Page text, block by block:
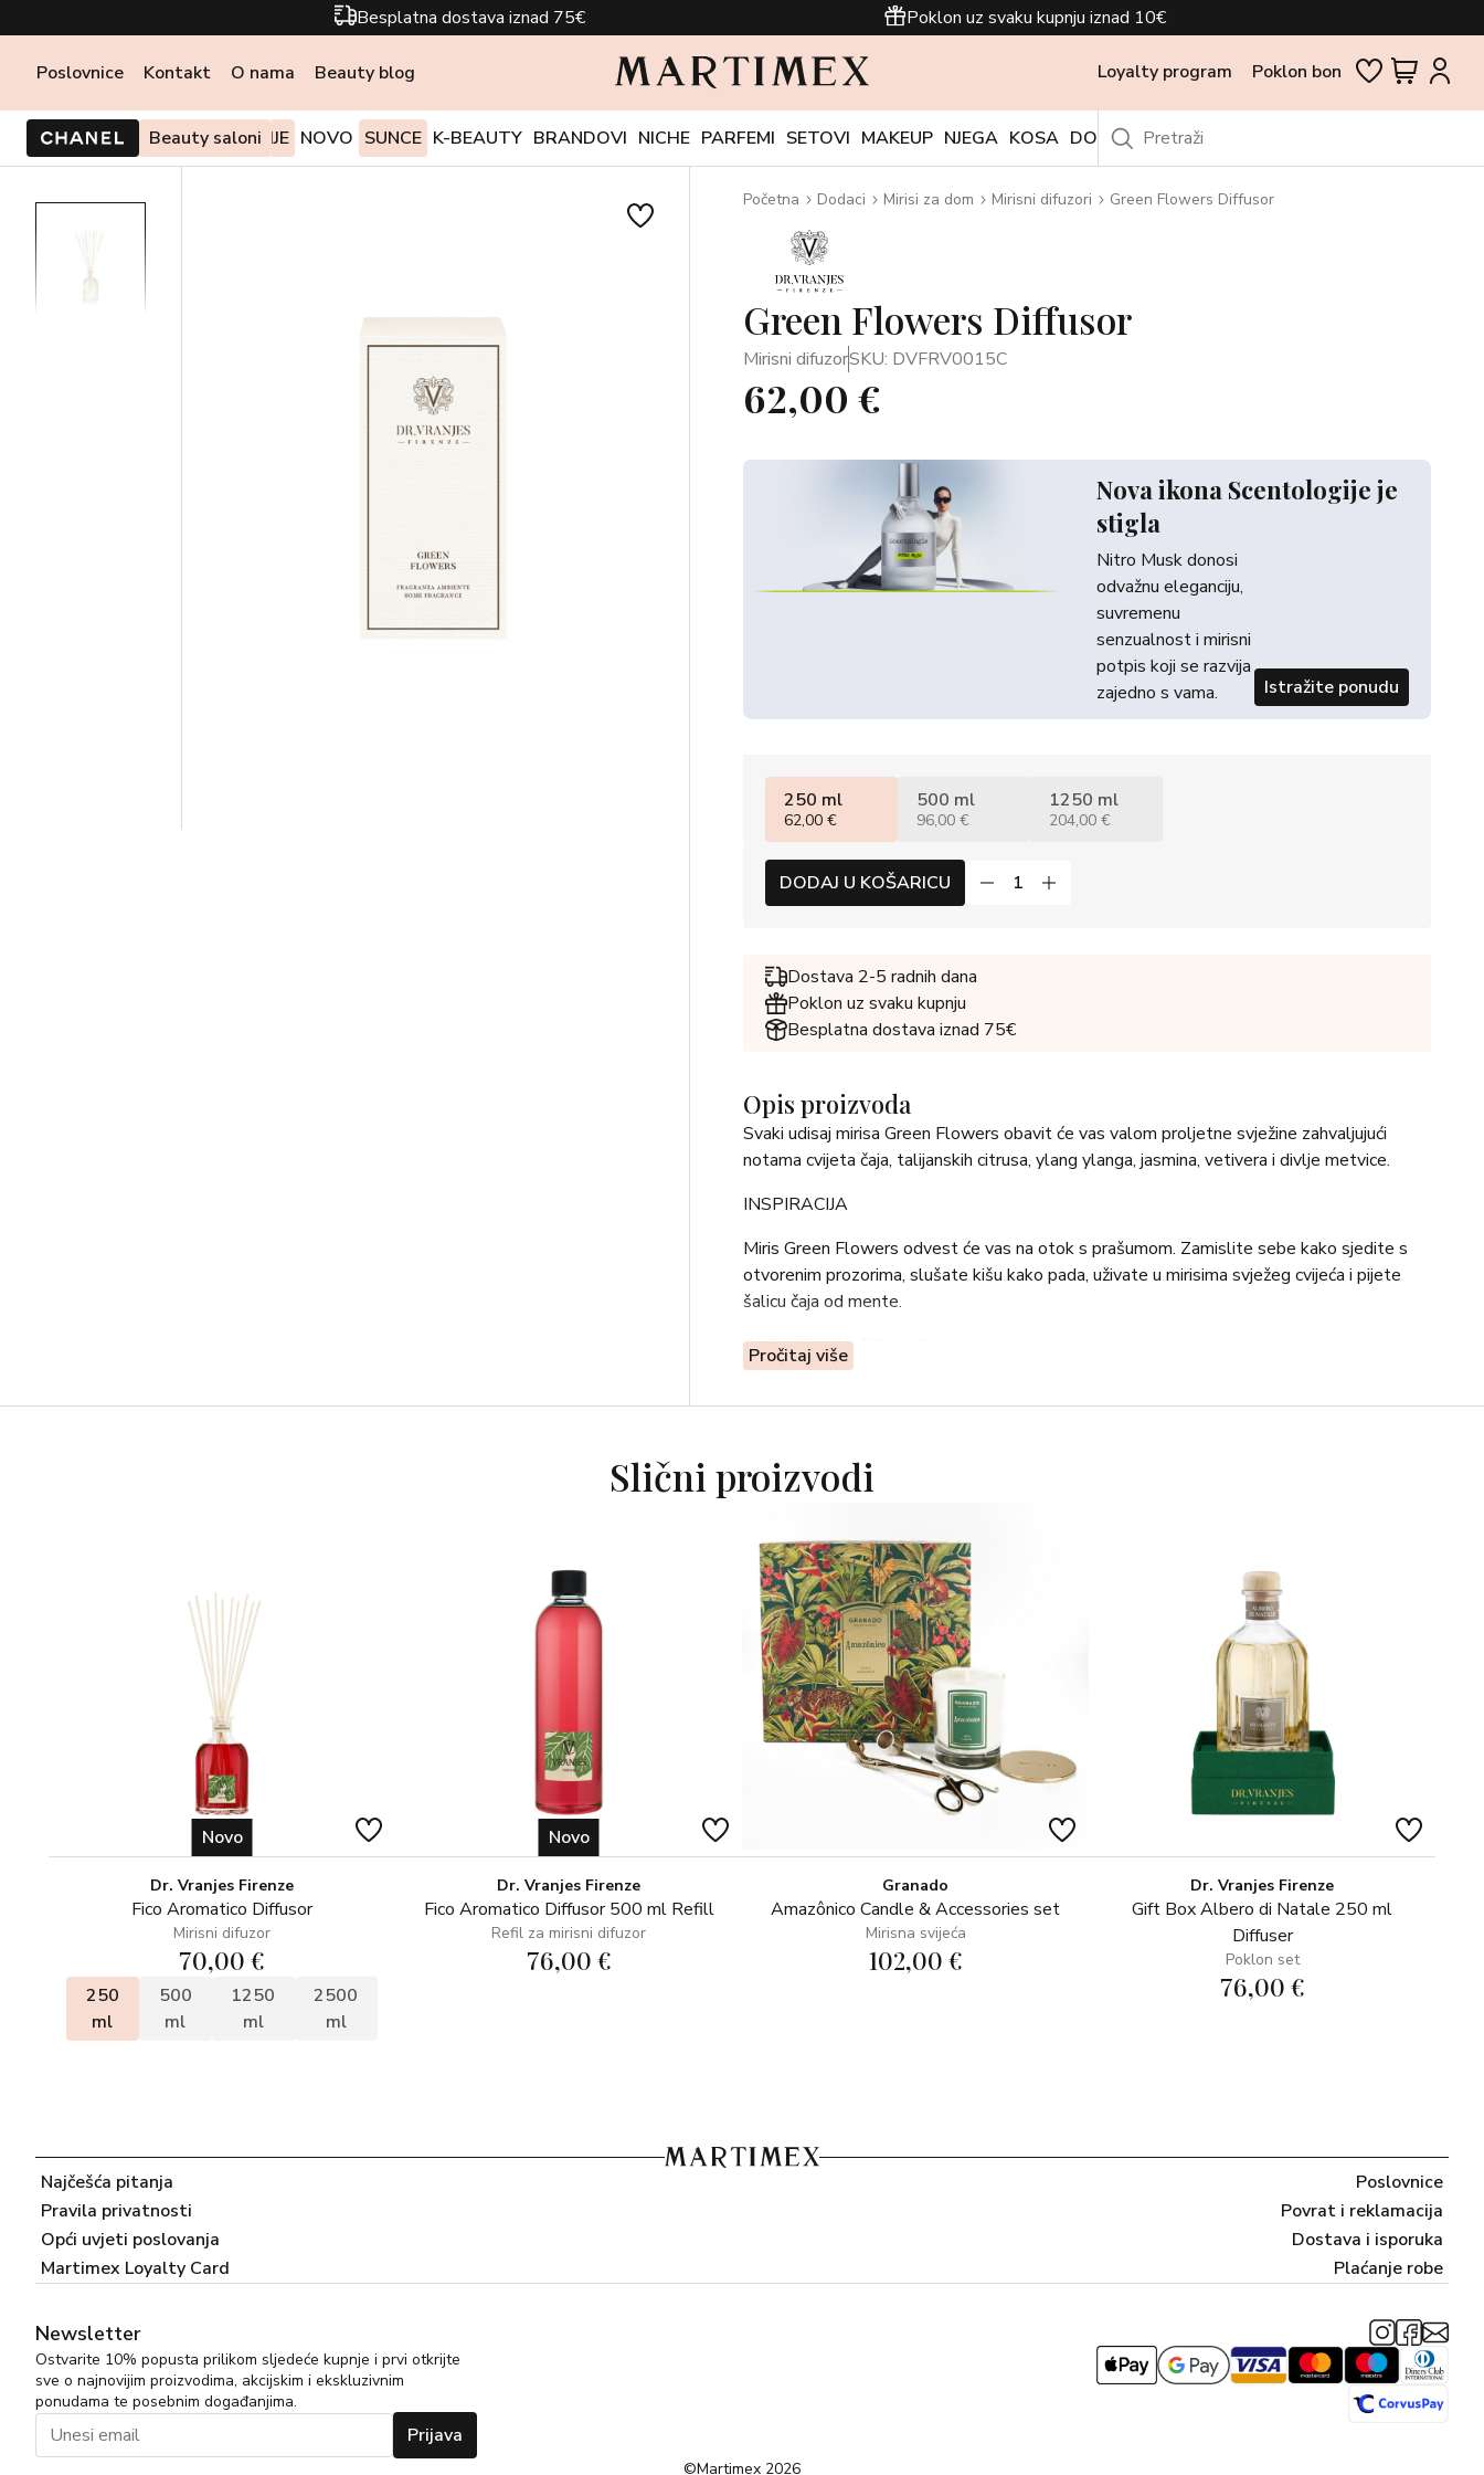
Besplatna dostava iznad 75€ Poklon uz svaku kupnju iznad 10€
Poslovnice Kontakt O nama Beauty blog Loyalty program Poklon bon
Beauty saloni
PONUDE I AKCIJE NOVO SUNCE K-BEAUTY BRANDOVI NICHE PARFEMI SETOVI MAKEUP NJEGA KOSA DODACI OUTLET
Početna Dodaci Mirisi za dom Mirisni difuzori Green Flowers Diffusor
Green Flowers Diffusor
Mirisni difuzorSKU: DVFRV0015C
62,00 €
Nova ikona Scentologije je
stigla
Nitro Musk donosi
odvažnu eleganciju,
suvremenu
senzualnost i mirisni
potpis koji se razvija
zajedno s vama.
Istražite ponudu
250 ml
62,00 €
500 ml
96,00 €
1250 ml
204,00 €
DODAJ U KOŠARICU
Dostava 2-5 radnih dana
Poklon uz svaku kupnju
Besplatna dostava iznad 75€
Opis proizvoda
Svaki udisaj mirisa Green Flowers obavit će vas valom proljetne svježine zahvaljujući
notama cvijeta čaja, talijanskih citrusa, ylang ylanga, jasmina, vetivera i divlje metvice.
INSPIRACIJA
Miris Green Flowers odvest će vas na otok s prašumom. Zamislite sebe kako sjedite s
otvorenim prozorima, slušate kišu kako pada, uživate u mirisima svježeg cvijeća i pijete
šalicu čaja od mente.
OLFAKTIVNA PIRAMIDA
Green Flowers će vas osvježiti buketom zelenog cvijeća zahvaljujući akordima cvjetova
Pročitaj više
Slični proizvodi
Novo
Dr. Vranjes Firenze
Fico Aromatico Diffusor
Mirisni difuzor
70,00 €
250
ml
500
ml
1250
ml
2500
ml
Novo
Dr. Vranjes Firenze
Fico Aromatico Diffusor 500 ml Refill
Refil za mirisni difuzor
76,00 €
Granado
Amazônico Candle & Accessories set
Mirisna svijeća
102,00 €
Dr. Vranjes Firenze
Gift Box Albero di Natale 250 ml
Diffuser
Poklon set
76,00 €
Najčešća pitanja
Pravila privatnosti
Opći uvjeti poslovanja
Martimex Loyalty Card
Poslovnice
Povrat i reklamacija
Dostava i isporuka
Plaćanje robe
Newsletter
Ostvarite 10% popusta prilikom sljedeće kupnje i prvi otkrijte
sve o najnovijim proizvodima, akcijskim i ekskluzivnim
ponudama te posebnim događanjima.
Prijava
©Martimex 2026